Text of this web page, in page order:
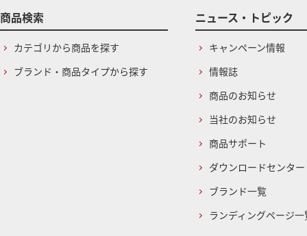
商品検索
カテゴリから商品を探す
ブランド・商品タイプから探す
ニュース・トピック
キャンペーン情報
情報誌
商品のお知らせ
当社のお知らせ
商品サポート
ダウンロードセンター
ブランド一覧
ランディングページ一